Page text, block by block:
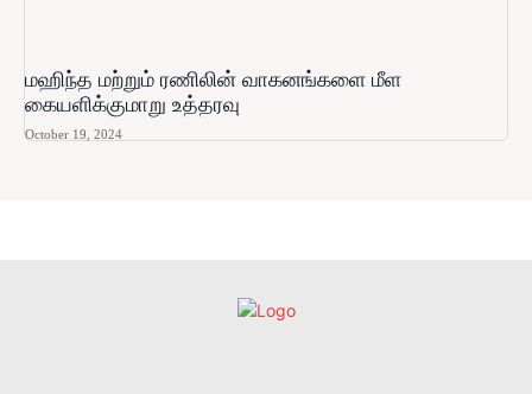
மஹிந்த மற்றும் ரணிலின் வாகனங்களை மீள
கையளிக்குமாறு உத்தரவு
October 19, 2024